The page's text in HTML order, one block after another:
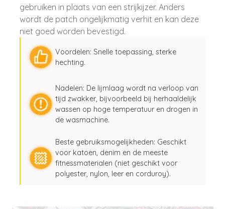
gebruiken in plaats van een strijkijzer. Anders
wordt de patch ongelijkmatig verhit en kan deze
niet goed worden bevestigd.
Voordelen: Snelle toepassing, sterke
hechting.
Nadelen: De lijmlaag wordt na verloop van
tijd zwakker, bijvoorbeeld bij herhaaldelijk
wassen op hoge temperatuur en drogen in
de wasmachine.
Beste gebruiksmogelijkheden: Geschikt
voor katoen, denim en de meeste
fitnessmaterialen (niet geschikt voor
polyester, nylon, leer en corduroy).